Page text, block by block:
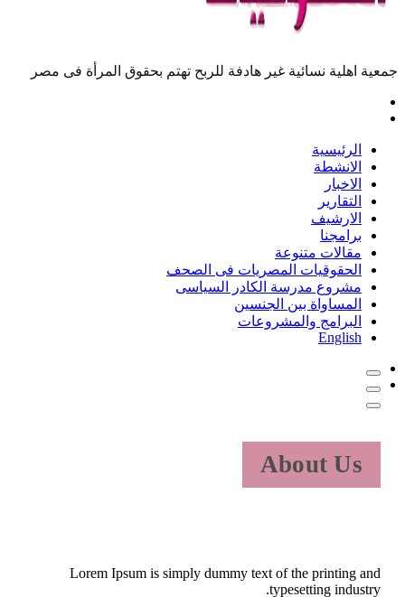
جمعية اهلية نسائية غير هادفة للربح تهتم بحقوق المرأة فى مصر
الرئيسية
الانشطة
الاخبار
التقارير
الارشيف
برامجنا
مقالات متنوعة
الحقوقيات المصريات فى الصحف
مشروع مدرسة الكادر السياسى
المساواة بين الجنسين
البرامج والمشروعات
English
About Us
Lorem Ipsum is simply dummy text of the printing and
typesetting industry.